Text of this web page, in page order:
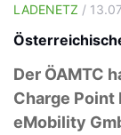
LADENETZ /
Der ÖAMTC
Charge Point
eMobility